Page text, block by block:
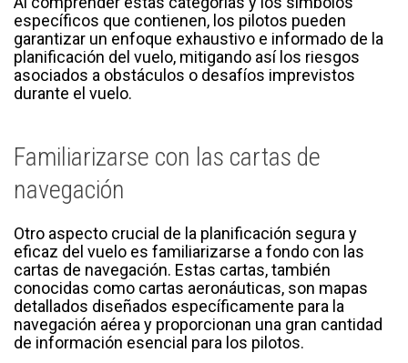
específicos que contienen, los pilotos pueden
garantizar un enfoque exhaustivo e informado de la
planificación del vuelo, mitigando así los riesgos
asociados a obstáculos o desafíos imprevistos
durante el vuelo.
Familiarizarse con las cartas de
navegación
Otro aspecto crucial de la planificación segura y
eficaz del vuelo es familiarizarse a fondo con las
cartas de navegación. Estas cartas, también
conocidas como cartas aeronáuticas, son mapas
detallados diseñados específicamente para la
navegación aérea y proporcionan una gran cantidad
de información esencial para los pilotos.